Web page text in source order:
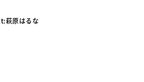
萩原はるな